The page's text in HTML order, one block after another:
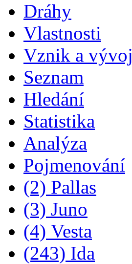
Dráhy
Vlastnosti
Vznik a vývoj
Seznam
Hledání
Statistika
Analýza
Pojmenování
(2) Pallas
(3) Juno
(4) Vesta
(243) Ida